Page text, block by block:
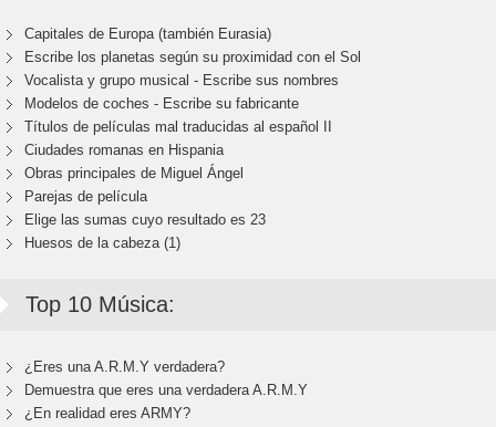
Capitales de Europa (también Eurasia)
Escribe los planetas según su proximidad con el Sol
Vocalista y grupo musical - Escribe sus nombres
Modelos de coches - Escribe su fabricante
Títulos de películas mal traducidas al español II
Ciudades romanas en Hispania
Obras principales de Miguel Ángel
Parejas de película
Elige las sumas cuyo resultado es 23
Huesos de la cabeza (1)
Top 10 Música:
¿Eres una A.R.M.Y verdadera?
Demuestra que eres una verdadera A.R.M.Y
¿En realidad eres ARMY?